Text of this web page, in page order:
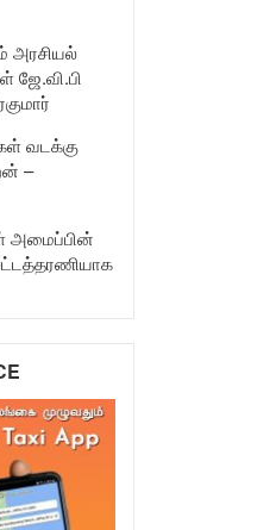
அரசியல்
ஜே.வி.பி
வடக்கு
–
அமைப்பின்